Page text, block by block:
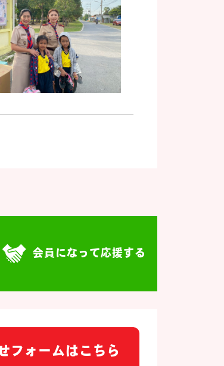
会員になって応援する
フォームはこちら